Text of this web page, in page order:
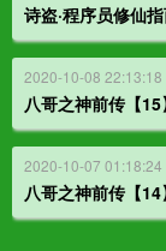
诗盗·程序员修仙
2020-10-08 22:13:18
八哥之神前传【15
2020-10-07 01:18:24
八哥之神前传【14